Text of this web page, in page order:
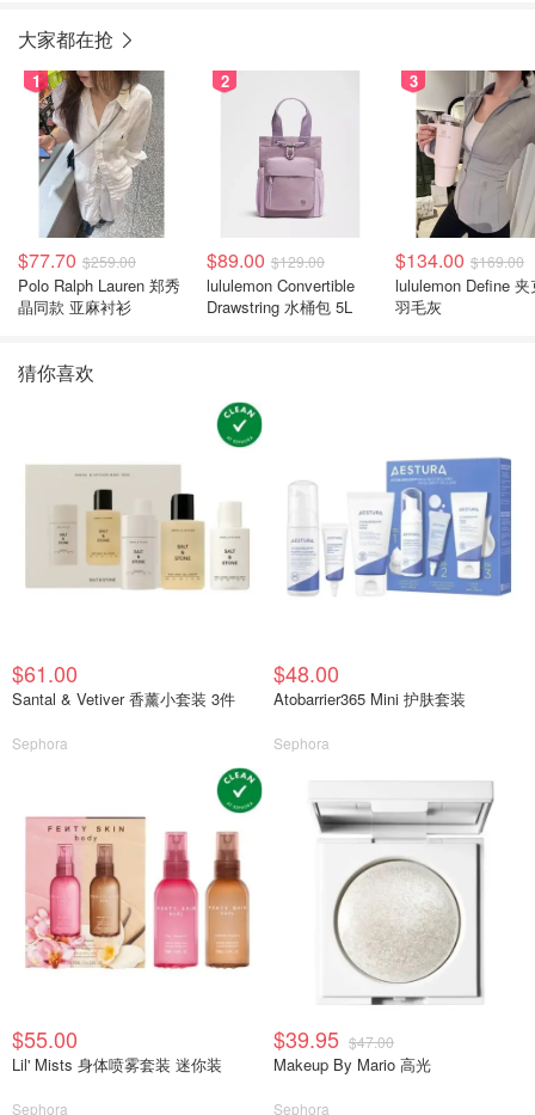
大家都在抢
1
$77.70 $259.00
Polo Ralph Lauren 郑秀
晶同款 亚麻衬衫
2
$89.00 $129.00
lululemon Convertible
Drawstring 水桶包 5L
3
$134.00 $169.00
lululemon Define 夹
羽毛灰
猜你喜欢
$61.00
Santal & Vetiver 香薰小套装 3件
Sephora
$48.00
Atobarrier365 Mini 护肤套装
Sephora
$55.00
Lil' Mists 身体喷雾套装 迷你装
Sephora
$39.95 $47.00
Makeup By Mario 高光
Sephora